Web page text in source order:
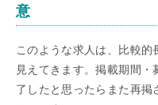
意
このような求人は、比較的
見えてきます。掲載期間
了したと思ったらまた再掲